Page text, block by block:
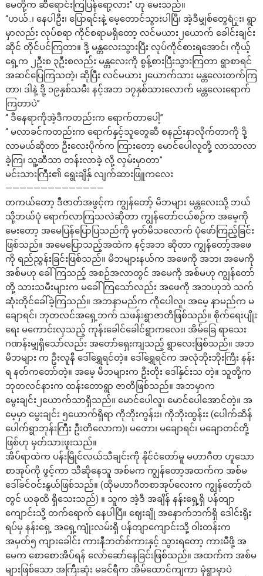
မေတို့က ဆီရောင်းကြပြန်ရော့လား” ဟု မေးသည်။
“ဟယ်..၊ နေပါဦး၊ ပြောရင်းနဲ့ မေ့တောင်သွားပါပြီ၊ အဲ့ဒီမျှစ်တွေရံှုး၊ ရွာ
မှာလည်း လုပ်စရာ ကိုင်စရာမရှိတော့ လင်မယား၂ယောက် ခေါင်းချင်း
ဆိုင် တိုင်ပင်ကြတာ။ ဒို့ မန္တလေးသွားပြီး လုပ်ကိုင်စားရအောင်၊ ကိုယ့်
ရှေ့က ၂ဦးစ ၃ဦးစလည်း မန္တလေးကို စွန့်စားပြီးသွားကြတာ ရွာစာရင်
အဆင်ပြေကြသတဲ့၊ ဆိုပြီး လင်မယား၂ယောက်သား မန္တလေးတက်ကြ
တာ၊ ဒါနဲ့ ဒို့ ၁၉နှစ်သမီး နင့်အဘ ၁၇နှစ်သားလောက် မန္တလေးရောက်
ကြတာပဲ”
“ ဒီနေရာကိုအဲ့ဒီကတည်းက ရောက်တာပေါ့”
“ မလာခင်ကတည်းက ရောက်နှင့်သူတွေဆီ စနည်းနာလိုက်တာကို ဒို့
လာမယ်ဆိုတာ ဦးလေးပိုက်က ကြားတော့ မောင်ပေါလူတို့ လာသာလာ
ခဲ့ကြ၊ သူ့ဆီသာ တန်းလာခဲ့ လို့ လှမ်းမှာတာ”
မင်းသားကြီး၏ ရွေးချိန်ှ လျက်ဆားဖြူကလေး
——————————————
တကယ်တော့ ဒီဇာတ်အဖွင့်က ကျွန်တော့် မိဘများ မန္တလေးသို့ ဘယ်
သို့ဘယ်ပုံ ရောက်လာကြသလဲဆိုတာ ကျွန်တော်ငယ်စဉ်က အမေ့ကို
မေးတော့ အမေပြန်ပြောပြသည်ကို မှတ်မိသလောက် ပုံဖော်ကြည့်ခြင်း
ဖြစ်သည်။ အမေပြောသည့်အထဲက နင့်အဘ ဆိုတာ ကျွန်တော့်အဖေ
ကို ရည်ညွှန်းခြင်းဖြစ်သည်။ မိဘများနယ်က အဖေကို အဘ၊ အမေကို
အစ်မဟု ခေါ်ကြသည့် အစဉ်အလာတွင် အမေကို အစ်မဟု ကျွန်တော်
တို့ သားသမီးများက မခေါ်ကြသော်လည်း အဖေကို အဘဟုဘဲ သက်
ဆုံးတိုင်ခေါ်ခဲ့ကြသည်။ အဘနာမည်က ကိုပေါလူ၊ အမေ့ နာမည်က မ
ချောရင်၊ ဘုတလင်အရှေ့ဘက် သဖန်းရွာဇာတိဖြစ်သည်။ စိုက်ရေးပျိုး
ရေး မကောင်းလှသည့် ကုန်းခေါင်ခေါင်ရွာကလေး၊ အိမ်ခြေ ရာသေး
ဂဏန်းမျှရှိသော်လည်း အတော်ရှေးကျသည့် ရွာလေးဖြစ်သည်။ အဘ
မိဘများ က ဦးလူနီ ဒေါ်ရွှေရင်တဲ့။ ဒေါ်ရွှေရင်က အလုံဘိုးဘိုးကြီး နန်း
ရ နတ်ကတော်တဲ့။ အမေ့ မိဘများက ဦးတိုး ဒေါ်နှင်းသ တဲ့။ သူတို့က
ဘုတလင်နားက ထန်းတောရွာ ဇာတိဖြစ်သည်။ အဘမှာက
မွေးချင်း၂ယောက်သာရှိသည်။ မောင်ပေါလူ၊ မောင်ပေါအောင်တဲ့။ အ
မေ့မှာ မွေးချင်း ၅ယောက်ရှိရာ ကိုဘိုးကွန်းး၊ ကိုဘိုးထွန်းး (ပေါက်ဆိန်
ပေါက်ရွာဘုန်းကြီး ဦးတိလောက)၊ မတော၊ မချောရင်၊ မချောတင်တို့
ဖြစ်ဟု မှတ်သားဖူးသည်။
အိပ်ရာထဲက ပန်းမြိုင်လယ်သီချင်းကို နိုင်ငံတော်မူ မဟာဂီတ ဟူသော
စာအုပ်ကို ဖွင့်ကာ သီဆိုနေသူ အစ်မက ကျွန်တော့အထက်က အစ်မ
ဒေါ်ခင်ဝင်းနွယ်ဖြစ်သည်။ (ထိုမဟာဂီတစာအုပ်လေးက ကျွန်တော့်ထံ
တွင် ယခုထိ ရှိသေးသည်) ။ သူက အဲ့ဒီ အချိန် နန်းရှေ့ရှိ ပန်တျာ
ကျောင်းသို့ တက်ရောက် နေပါပြီ။ ဈေးချို အနောက်ဘက်ရှိ ဒေါင်းရိုး
ရပ်မှ နန်းရှေ့ အရှေ့ကျုံးလမ်းရှိ ပန်တျာကျောင်းသို့ ဝါးတန်းက
အမှတ်၅ ကျားခေါင်း ကားနီဘတ်စ်ကားနှင့် သွားရတော့ ကားမီဖို့ အ
မေက စောစောအိပ်ရန် လော်ဆော်နေခြင်းဖြစ်သည်။ အထက်က အစ်မ
များဖြစ်သော အကြီးဆုံး မခင်ရီက အိမ်ထောင်ကျကာ မုံရွာမှာပဲ